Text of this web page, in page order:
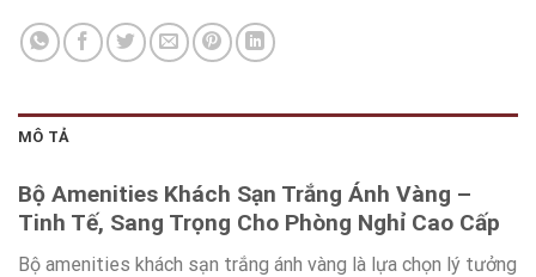
MÔ TẢ
Bộ Amenities Khách Sạn Trắng Ánh Vàng –
Tinh Tế, Sang Trọng Cho Phòng Nghỉ Cao Cấp
Bộ amenities khách sạn trắng ánh vàng là lựa chọn lý tưởng